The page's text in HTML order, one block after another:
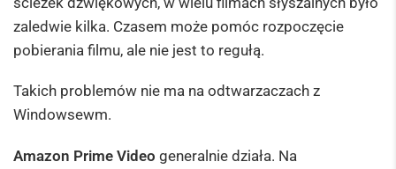
zaledwie kilka. Czasem może pomóc rozpoczęcie
pobierania filmu, ale nie jest to regułą.
Takich problemów nie ma na odtwarzaczach z
Windowsewm.
Amazon Prime Video generalnie działa. Na